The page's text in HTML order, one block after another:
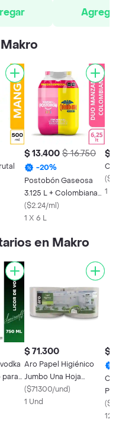
Agregar
$ 13.400 $ 16.750
-20%
Postobón Gaseosa
3.125 L + Colombiana
3.125 L 6250 mL
($2.24/ml)
1 X 6 L
$
(
1 x
en Makro
para
$ 71.300
Aro Papel Higiénico
Jumbo Una Hoja
Natural
($71300/und)
1 Und
$
Pet
(
12